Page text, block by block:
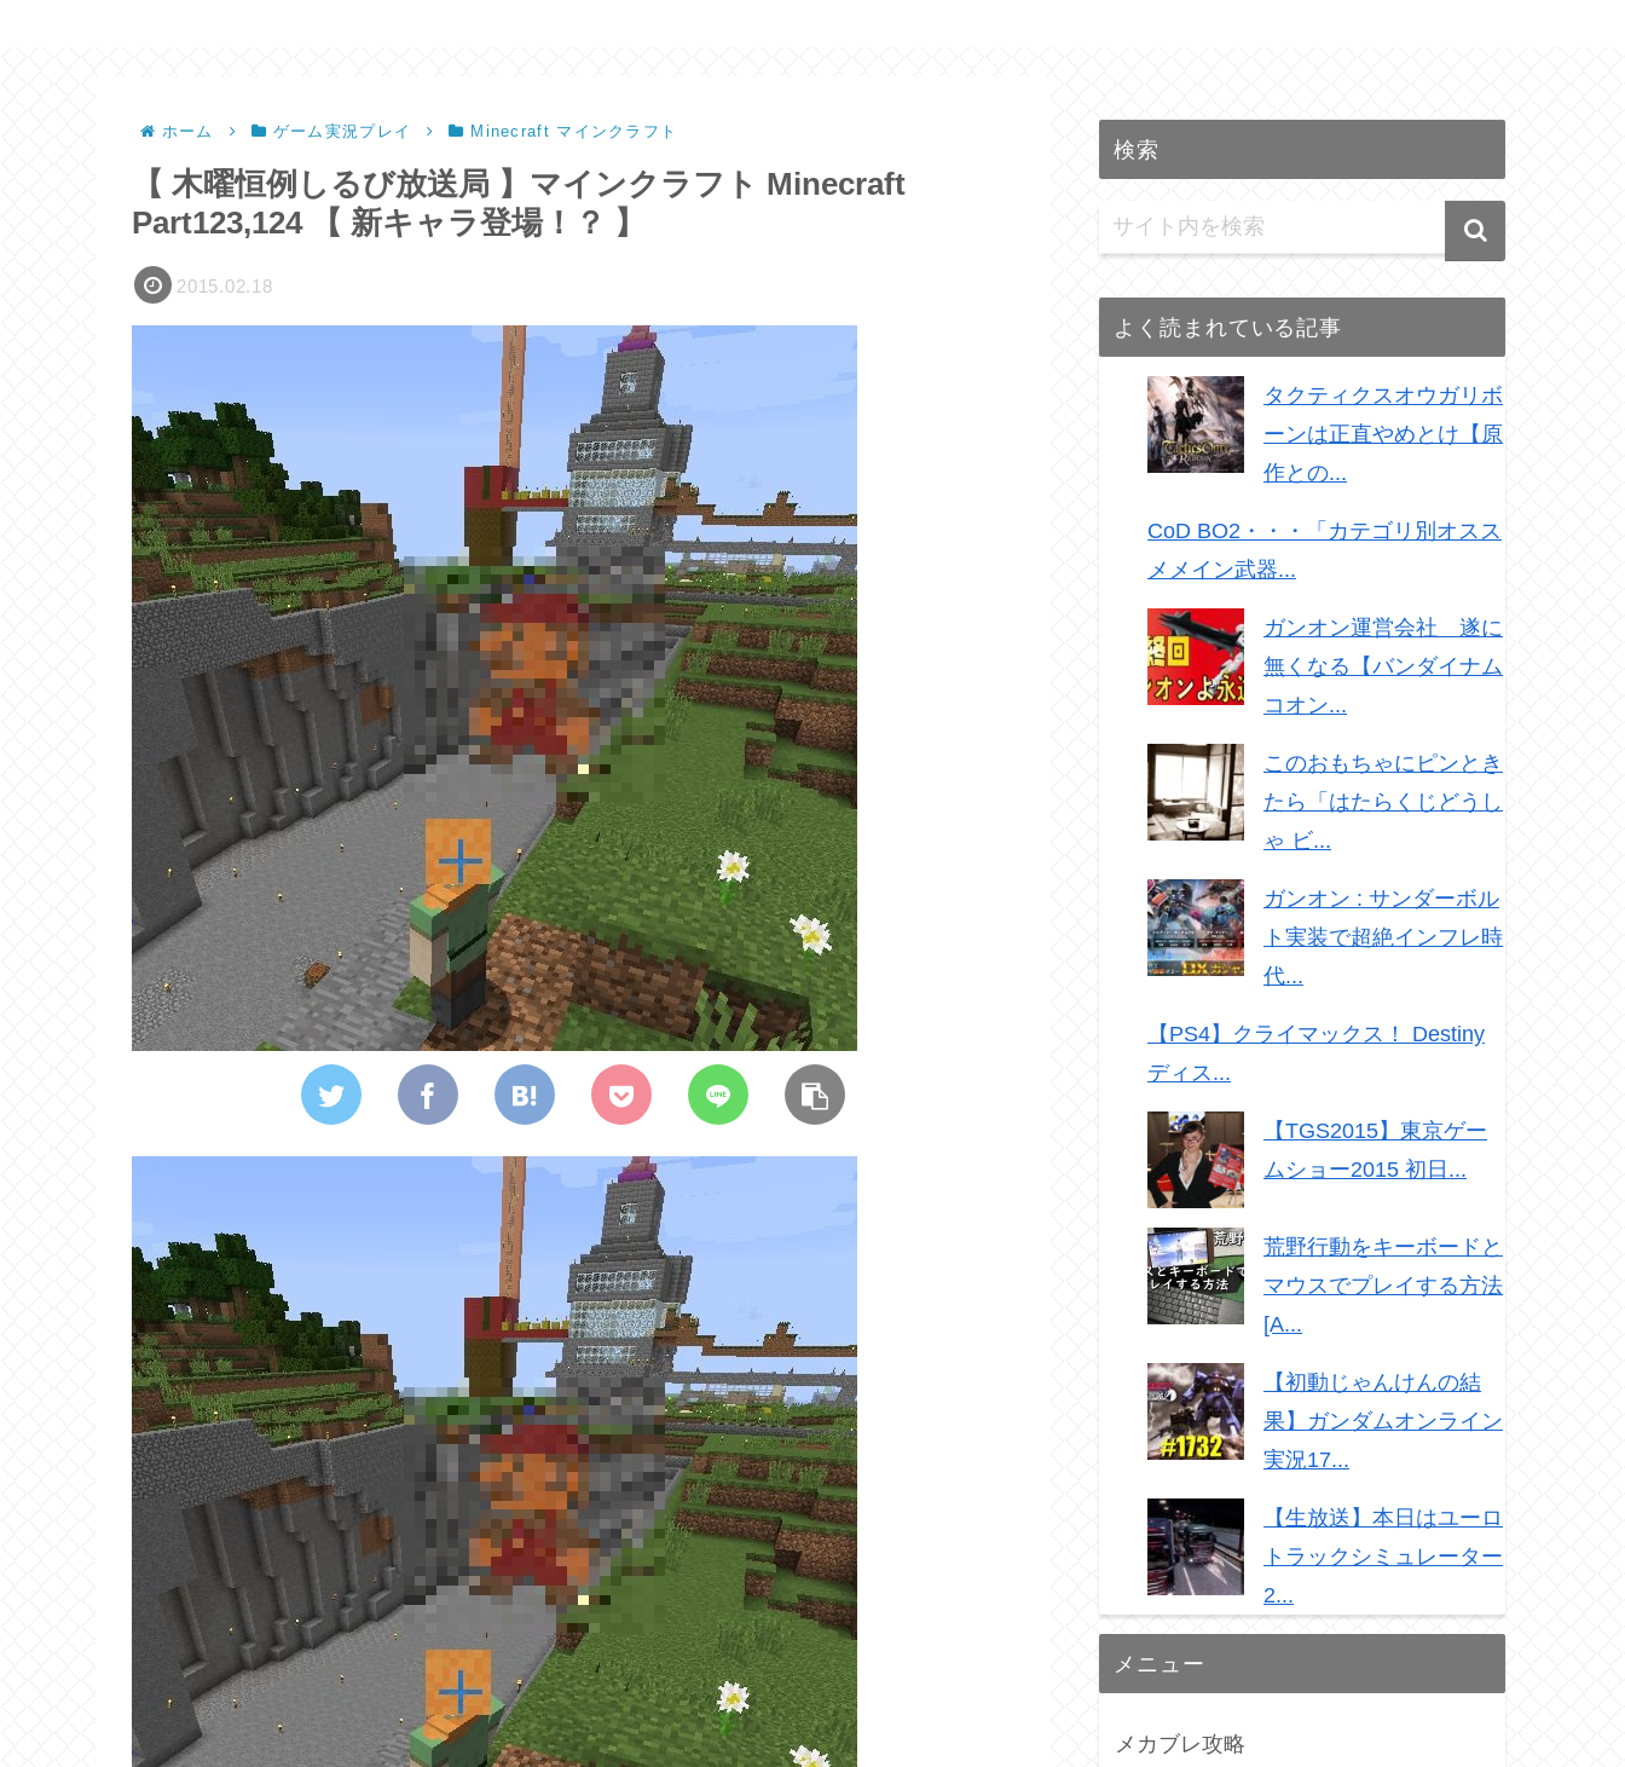
ホーム ゲーム実況プレイ Minecraft マインクラフト
【 木曜恒例しるび放送局 】マインクラフト Minecraft
Part123,124 【 新キャラ登場！？ 】
2015.02.18
検索
よく読まれている記事
タクティクスオウガリボ
ーンは正直やめとけ【原
作との...
CoD BO2・・・「カテゴリ別オスス
メメイン武器...
ガンオン運営会社 遂に
無くなる【バンダイナム
コオン...
このおもちゃにピンとき
たら「はたらくじどうし
ゃ ビ...
ガンオン : サンダーボル
ト実装で超絶インフレ時
代...
【PS4】クライマックス！ Destiny
ディス...
【TGS2015】東京ゲー
ムショー2015 初日...
荒野行動をキーボードと
マウスでプレイする方法
[A...
【初動じゃんけんの結
果】ガンダムオンライン
実況17...
【生放送】本日はユーロ
トラックシミュレーター
2...
メニュー
メカブレ攻略